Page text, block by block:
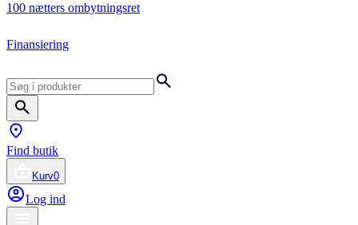
100 nætters ombytningsret
Finansiering
Find butik
Kurv0
Log ind